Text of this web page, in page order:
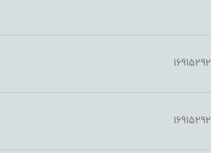
16915292
16915292